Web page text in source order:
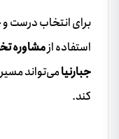
برای انتخاب درست و
استفاده ازمشاوره
جبارنیامی‌تواند
کند.